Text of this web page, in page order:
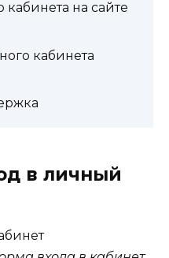
на сайте
кабинета
в личный